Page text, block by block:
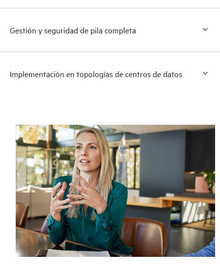
Gestión y seguridad de pila completa
Implementación en topologías de centros de datos